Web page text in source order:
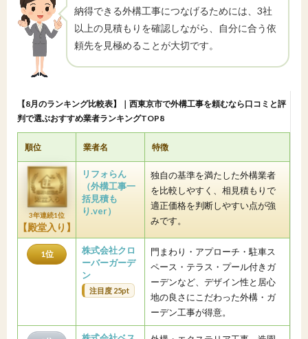
納得できる外構工事につなげるためには、3社
以上の見積もりを確認しながら、自分に合う依
頼先を見極めることが大切です。
【8月のランキング比較表】｜西東京市で外構工事を頼むなら口コミと評
判で選ぶおすすめ業者ランキングTOP8
順位 業者名 特徴
3年連続1位
【殿堂入り】
リフォらん
（外構工事一
括見積も
り.ver）
独自の基準を満たした外構業者
を比較しやすく、相見積もりで
適正価格を判断しやすい点が強
みです。
1位
株式会社クロ
ーバーガーデ
ン
注目度 25pt
門まわり・アプローチ・駐車ス
ペース・テラス・プール付きガ
ーデンなど、デザイン性と居心
地の良さにこだわった外構・ガ
ーデン工事が得意。